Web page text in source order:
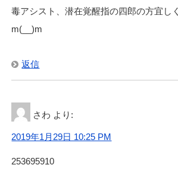
毒アシスト、潜在覚醒指の四郎の方宜し
m(__)m
返信
さわ より:
2019年1月29日 10:25 PM
253695910